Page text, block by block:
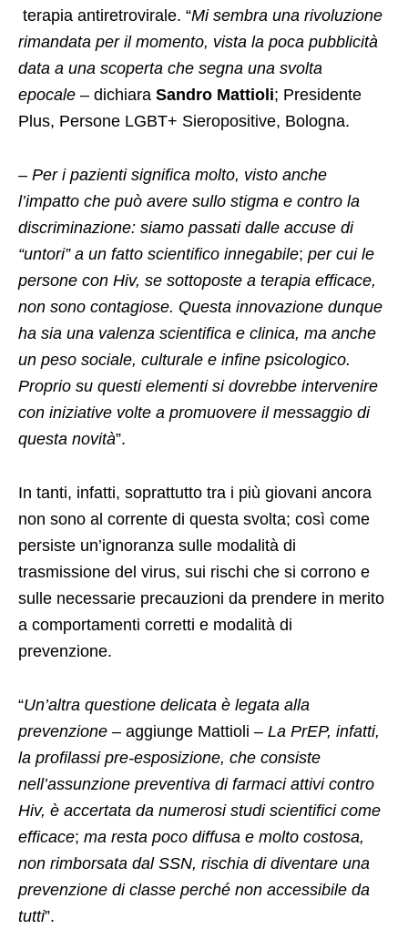
terapia antiretrovirale. “Mi sembra una rivoluzione
rimandata per il momento, vista la poca pubblicità
data a una scoperta che segna una svolta
epocale – dichiara Sandro Mattioli; Presidente
Plus, Persone LGBT+ Sieropositive, Bologna.
– Per i pazienti significa molto, visto anche
l’impatto che può avere sullo stigma e contro la
discriminazione: siamo passati dalle accuse di
“untori” a un fatto scientifico innegabile; per cui le
persone con Hiv, se sottoposte a terapia efficace,
non sono contagiose. Questa innovazione dunque
ha sia una valenza scientifica e clinica, ma anche
un peso sociale, culturale e infine psicologico.
Proprio su questi elementi si dovrebbe intervenire
con iniziative volte a promuovere il messaggio di
questa novità”.
In tanti, infatti, soprattutto tra i più giovani ancora
non sono al corrente di questa svolta; così come
persiste un’ignoranza sulle modalità di
trasmissione del virus, sui rischi che si corrono e
sulle necessarie precauzioni da prendere in merito
a comportamenti corretti e modalità di
prevenzione.
“Un’altra questione delicata è legata alla
prevenzione – aggiunge Mattioli – La PrEP, infatti,
la profilassi pre-esposizione, che consiste
nell’assunzione preventiva di farmaci attivi contro
Hiv, è accertata da numerosi studi scientifici come
efficace; ma resta poco diffusa e molto costosa,
non rimborsata dal SSN, rischia di diventare una
prevenzione di classe perché non accessibile da
tutti”.